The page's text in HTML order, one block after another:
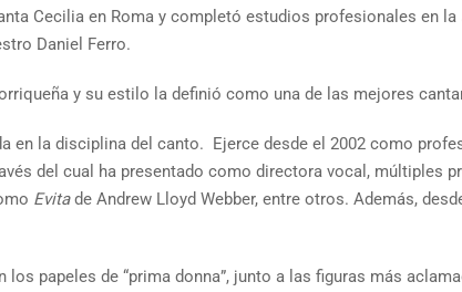
Cecilia en Roma y completó estudios profesionales en la
Daniel Ferro.
y su estilo la definió como una de las mejores
en la disciplina del canto. Ejerce desde el 2002 como
del cual ha presentado como directora vocal, múltiples
Evitade Andrew Lloyd Webber, entre otros. Además,
papeles de “prima donna”, junto a las figuras más